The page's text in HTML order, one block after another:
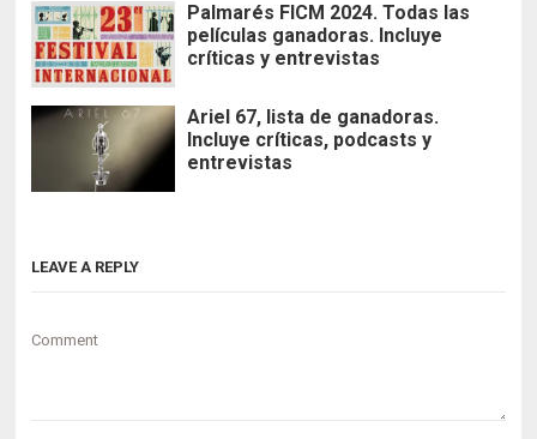
Palmarés FICM 2024. Todas las
películas ganadoras. Incluye
críticas y entrevistas
Ariel 67, lista de ganadoras.
Incluye críticas, podcasts y
entrevistas
LEAVE A REPLY
Comment